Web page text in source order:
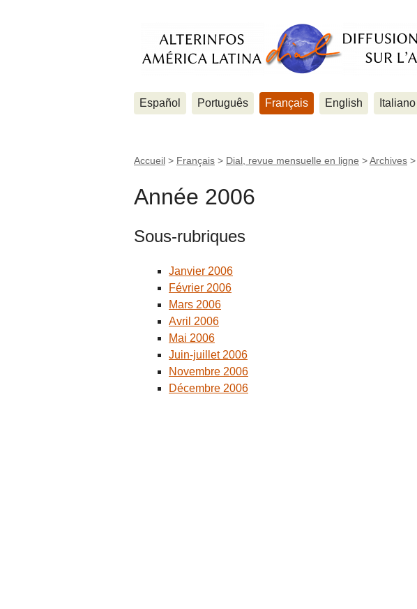
Español Português Français English Italiano
Accueil > Français > Dial, revue mensuelle en ligne >Archives >
Année 2006
Sous-rubriques
Janvier 2006
Février 2006
Mars 2006
Avril 2006
Mai 2006
Juin-juillet 2006
Novembre 2006
Décembre 2006